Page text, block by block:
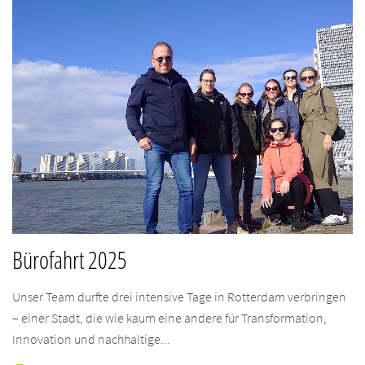
Bürofahrt 2025
Unser Team durfte drei intensive Tage in Rotterdam verbringen
– einer Stadt, die wie kaum eine andere für Transformation,
Innovation und nachhaltige...